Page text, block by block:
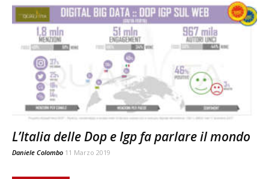
L’Italia delle Dop e Igp fa parlare il mondo
Daniele Colombo 11 Marzo 2019